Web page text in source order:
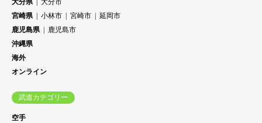
宮崎県
小林市 宮崎市
延岡市
鹿児島県
鹿児島市
沖縄県
海外
オンライン
武道カテゴリー
空手